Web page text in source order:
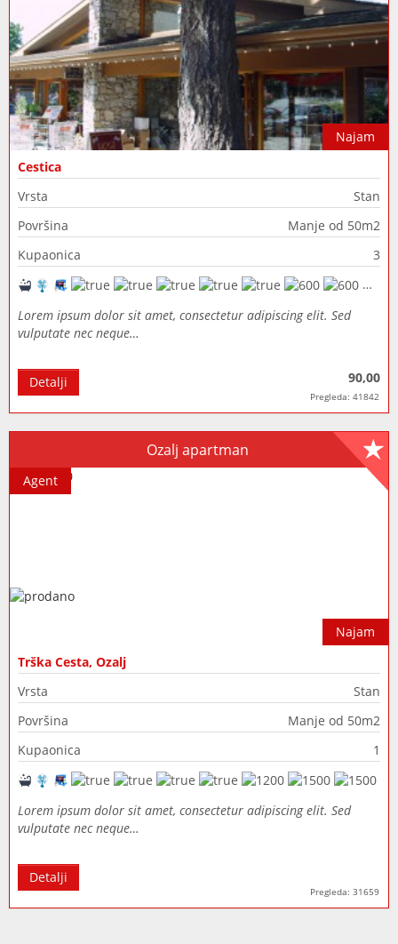
Najam
Cestica
Vrsta
Stan
Površina
Manje od 50m2
Kupaonica
3
Lorem ipsum dolor sit amet, consectetur adipiscing elit. Sed
vulputate nec neque…
90,00
Pregleda: 41842
Detalji
Ozalj apartman
Najam
Agent
Trška Cesta, Ozalj
Vrsta
Stan
Površina
Manje od 50m2
Kupaonica
1
Lorem ipsum dolor sit amet, consectetur adipiscing elit. Sed
vulputate nec neque…
Pregleda: 31659
Detalji